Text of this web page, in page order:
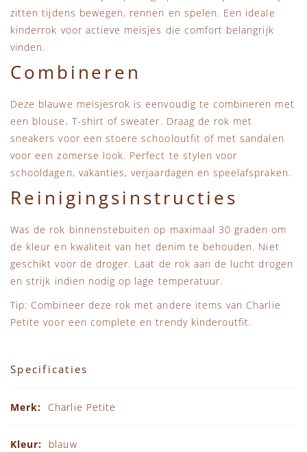
zitten tijdens bewegen, rennen en spelen. Een ideale
kinderrok voor actieve meisjes die comfort belangrijk
vinden.
Combineren
Deze blauwe meisjesrok is eenvoudig te combineren met
een blouse, T-shirt of sweater. Draag de rok met
sneakers voor een stoere schooloutfit of met sandalen
voor een zomerse look. Perfect te stylen voor
schooldagen, vakanties, verjaardagen en speelafspraken.
Reinigingsinstructies
Was de rok binnenstebuiten op maximaal 30 graden om
de kleur en kwaliteit van het denim te behouden. Niet
geschikt voor de droger. Laat de rok aan de lucht drogen
en strijk indien nodig op lage temperatuur.
Tip: Combineer deze rok met andere items van Charlie
Petite voor een complete en trendy kinderoutfit.
Specificaties
Charlie Petite
blauw